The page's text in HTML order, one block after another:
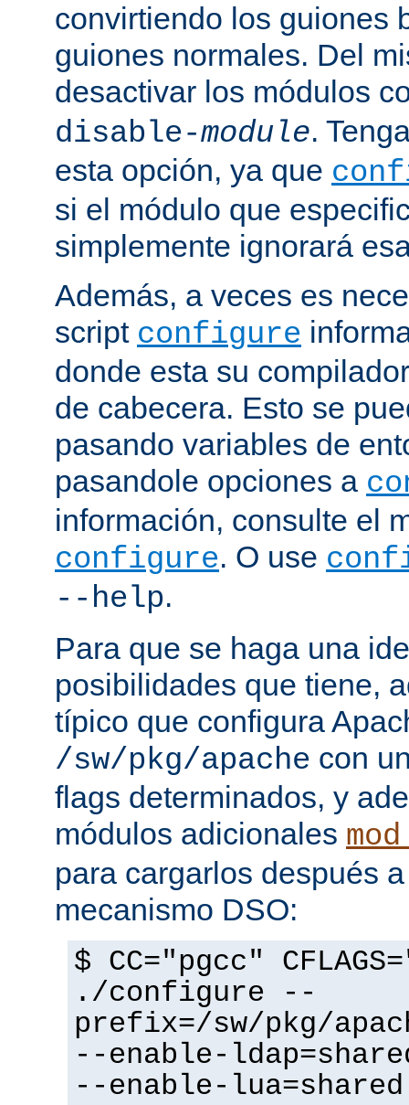
convirtiendo los guiones
guiones normales. Del
desactivar los módulos
disable-module.
esta opción, ya que
si el módulo que
simplemente ignorará
Además, a veces es
script configure
donde esta su
de cabecera. Esto se
pasando variables de
pasandole opciones a
información, consulte el
configure. O use
--help.
Para que se haga una
posibilidades que tiene,
típico que configura
/sw/pkg/apache con
flags determinados, y
módulos adicionales
para cargarlos después
mecanismo DSO:
$ CC="pgcc"
./configure --
prefix=/sw/pkg/
--enable-
--enable-lua=shared